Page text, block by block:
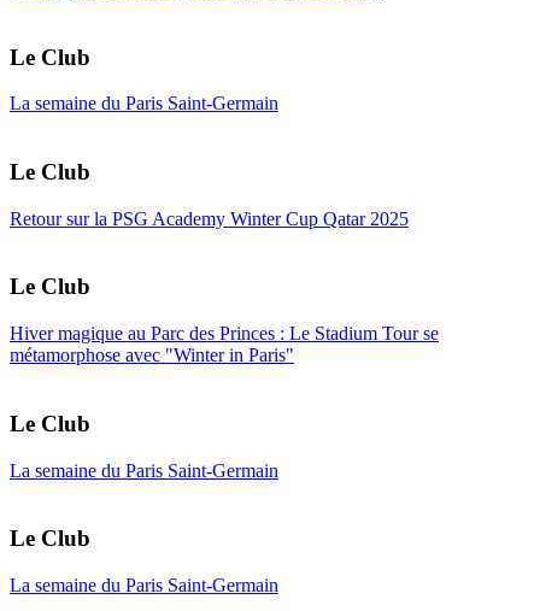
Le Club
La semaine du Paris Saint-Germain
Le Club
Retour sur la PSG Academy Winter Cup Qatar 2025
Le Club
Hiver magique au Parc des Princes : Le Stadium Tour se
métamorphose avec "Winter in Paris"
Le Club
La semaine du Paris Saint-Germain
Le Club
La semaine du Paris Saint-Germain